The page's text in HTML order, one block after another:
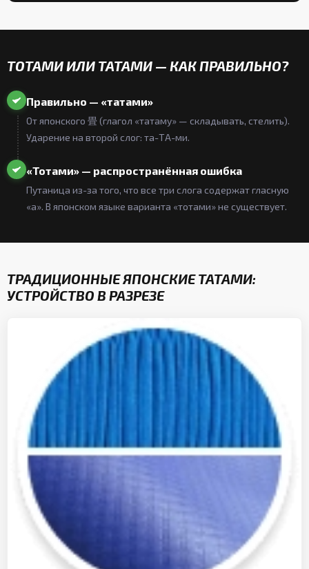
ТОТАМИ ИЛИ ТАТАМИ — КАК ПРАВИЛЬНО?
Правильно — «татами»
От японского 畳 (глагол «татаму» — складывать, стелить).
Ударение на второй слог: та-ТА-ми.
«Тотами» — распространённая ошибка
Путаница из-за того, что все три слога содержат гласную
«а». В японском языке варианта «тотами» не существует.
ТРАДИЦИОННЫЕ ЯПОНСКИЕ ТАТАМИ:
УСТРОЙСТВО В РАЗРЕЗЕ